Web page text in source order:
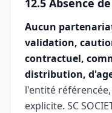
12.5 Absence
Aucun
validation,
contractuel,
distribution,
l'entité
explicite. SC